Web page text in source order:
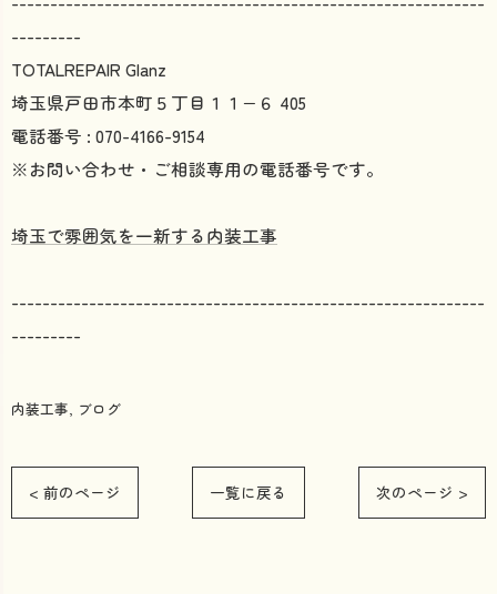
---------
TOTALREPAIR Glanz
埼玉県戸田市本町５丁目１１−６ 405
電話番号 : 070-4166-9154
※お問い合わせ・ご相談専用の電話番号です。
埼玉で雰囲気を一新する内装工事
-------------------------------------------------------------
---------
内装工事 ブログ
< 前のページ 一覧に戻る 次のページ >